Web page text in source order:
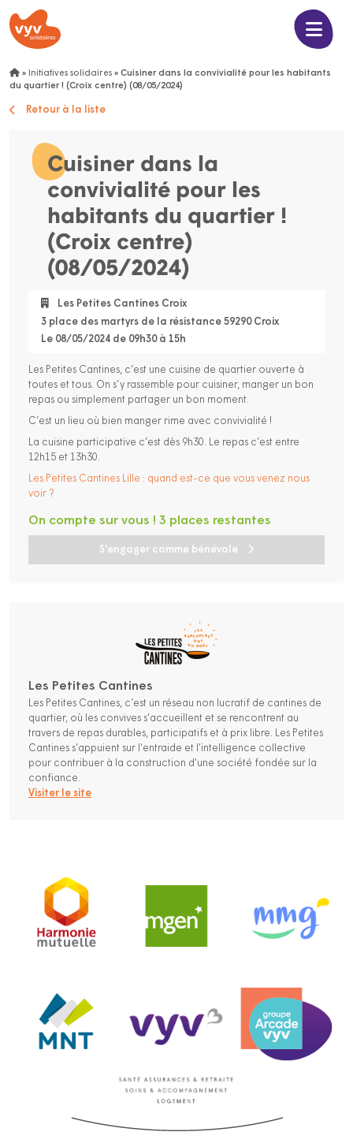
» Initiatives solidaires » Cuisiner dans la convivialité pour les habitants
du quartier ! (Croix centre) (08/05/2024)
Retour à la liste
Cuisiner dans la
convivialité pour les
habitants du quartier !
(Croix centre)
(08/05/2024)
Les Petites Cantines Croix
3 place des martyrs de la résistance 59290 Croix
Le 08/05/2024 de 09h30 à 15h
Les Petites Cantines, c’est une cuisine de quartier ouverte à
toutes et tous. On s’y rassemble pour cuisiner, manger un bon
repas ou simplement partager un bon moment.
C’est un lieu où bien manger rime avec convivialité !
La cuisine participative c’est dès 9h30. Le repas c’est entre
12h15 et 13h30.
Les Petites Cantines Lille : quand est-ce que vous venez nous
voir ?
S'engager comme bénévole
On compte sur vous ! 3 places restantes
Les Petites Cantines
Les Petites Cantines, c’est un réseau non lucratif de cantines de
quartier, où les convives s'accueillent et se rencontrent au
travers de repas durables, participatifs et à prix libre. Les Petites
Cantines s'appuient sur l'entraide et l'intelligence collective
pour contribuer à la construction d'une société fondée sur la
confiance.
Visiter le site